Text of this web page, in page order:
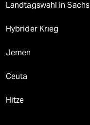
Landtagswahl in
Hybrider Krieg
Jemen
Ceuta
Hitze